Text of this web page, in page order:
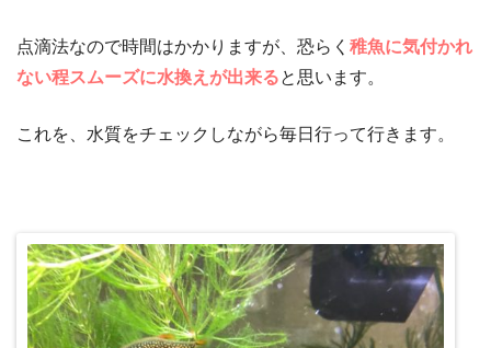
点滴法なので時間はかかりますが、恐らく 稚魚に気付かれ
ない程スムーズに水換えが出来ると思います。
これを、水質をチェックしながら毎日行って行きます。